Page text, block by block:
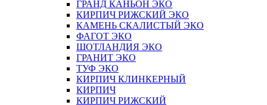
ГРАНД КАНЬОН ЭКО
КИРПИЧ РИЖСКИЙ ЭКО
КАМЕНЬ СКАЛИСТЫЙ ЭКО
ФАГОТ ЭКО
ШОТЛАНДИЯ ЭКО
ГРАНИТ ЭКО
ТУФ ЭКО
КИРПИЧ КЛИНКЕРНЫЙ
КИРПИЧ
КИРПИЧ РИЖСКИЙ